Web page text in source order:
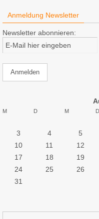
Anmeldung Newsletter
Newsletter abonnieren:
M D M D
3
4 5
10
11 12
17
18 19
24
25 26
31